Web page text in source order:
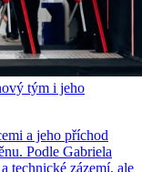
tým i jeho
a jeho příchod
Podle Gabriela
technické zázemí, ale